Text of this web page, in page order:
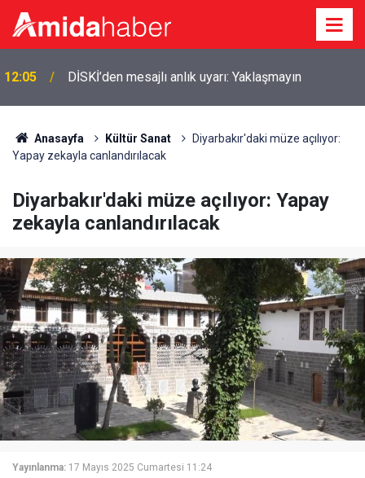
11:38 MGK öncesi Erdoğan ve Bahçeli görüşüyor
Anasayfa Kültür Sanat
Diyarbakır'daki müze açılıyor:
Yapay zekayla canlandırılacak
Diyarbakır'daki müze açılıyor: Yapay
zekayla canlandırılacak
Yayınlanma: 17 Mayıs 2025 Cumartesi 11:24